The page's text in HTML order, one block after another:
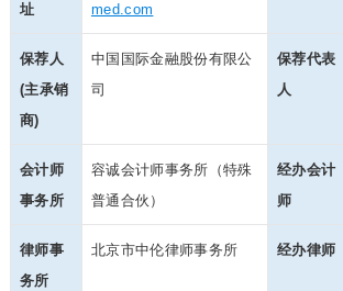
址
med.com
保荐人
(主承销
商)
中国国际金融股份有限公
司
保荐代表
人
会计师
事务所
容诚会计师事务所（特殊
普通合伙）
经办会计
师
律师事
务所
北京市中伦律师事务所 经办律师